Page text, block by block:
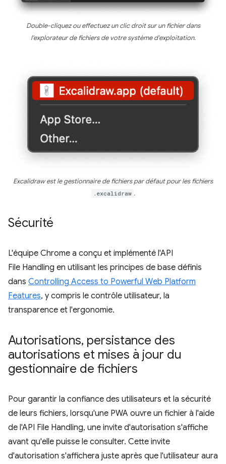
Double-cliquez ou effectuez un clic droit sur un fichier dans
l'explorateur de fichiers de votre système d'exploitation.
Excalidraw est le gestionnaire de fichiers par défaut pour les fichiers
.excalidraw .
Sécurité
L'équipe Chrome a conçu et implémenté l'API
File Handling en utilisant les principes de base définis
dans Controlling Access to Powerful Web Platform
Features, y compris le contrôle utilisateur, la
transparence et l'ergonomie.
Autorisations, persistance des
autorisations et mises à jour du
gestionnaire de fichiers
Pour garantir la confiance des utilisateurs et la sécurité
de leurs fichiers, lorsqu'une PWA ouvre un fichier à l'aide
de l'API File Handling, une invite d'autorisation s'affiche
avant qu'elle puisse le consulter. Cette invite
d'autorisation s'affichera juste après que l'utilisateur aura